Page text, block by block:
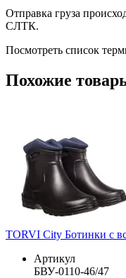
Отправка груза
СЛТК.
Посмотреть список
Похожие
TORVI City Ботинки с
Артикул
БВУ-0110-46/47